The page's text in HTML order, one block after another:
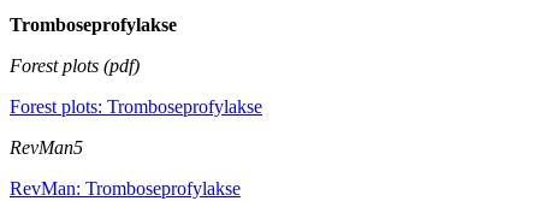
Tromboseprofylakse
Forest plots (pdf)
Forest plots: Tromboseprofylakse
RevMan5
RevMan: Tromboseprofylakse